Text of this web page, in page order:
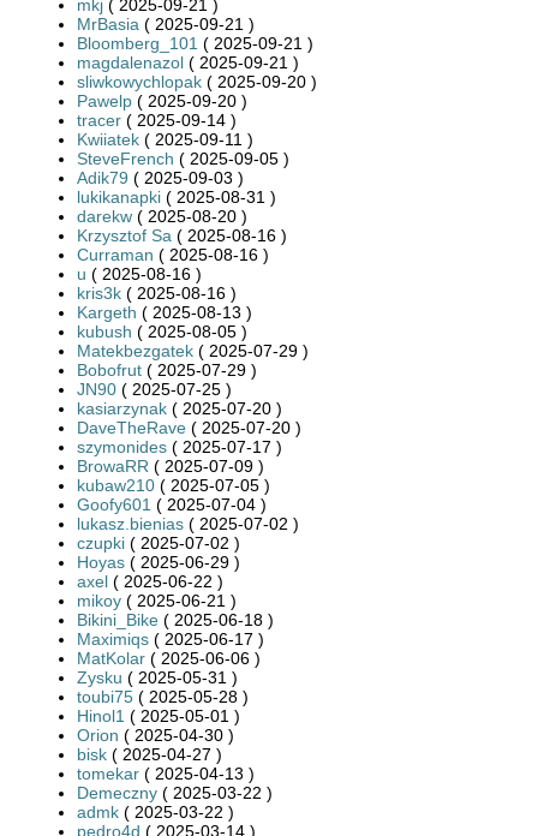
mkj ( 2025-09-21 )
MrBasia ( 2025-09-21 )
Bloomberg_101 ( 2025-09-21 )
magdalenazol ( 2025-09-21 )
sliwkowychlopak ( 2025-09-20 )
Pawelp ( 2025-09-20 )
tracer ( 2025-09-14 )
Kwiiatek ( 2025-09-11 )
SteveFrench ( 2025-09-05 )
Adik79 ( 2025-09-03 )
lukikanapki ( 2025-08-31 )
darekw ( 2025-08-20 )
Krzysztof Sa ( 2025-08-16 )
Curraman ( 2025-08-16 )
u ( 2025-08-16 )
kris3k ( 2025-08-16 )
Kargeth ( 2025-08-13 )
kubush ( 2025-08-05 )
Matekbezgatek ( 2025-07-29 )
Bobofrut ( 2025-07-29 )
JN90 ( 2025-07-25 )
kasiarzynak ( 2025-07-20 )
DaveTheRave ( 2025-07-20 )
szymonides ( 2025-07-17 )
BrowaRR ( 2025-07-09 )
kubaw210 ( 2025-07-05 )
Goofy601 ( 2025-07-04 )
lukasz.bienias ( 2025-07-02 )
czupki ( 2025-07-02 )
Hoyas ( 2025-06-29 )
axel ( 2025-06-22 )
mikoy ( 2025-06-21 )
Bikini_Bike ( 2025-06-18 )
Maximiqs ( 2025-06-17 )
MatKolar ( 2025-06-06 )
Zysku ( 2025-05-31 )
toubi75 ( 2025-05-28 )
Hinol1 ( 2025-05-01 )
Orion ( 2025-04-30 )
bisk ( 2025-04-27 )
tomekar ( 2025-04-13 )
Demeczny ( 2025-03-22 )
admk ( 2025-03-22 )
pedro4d ( 2025-03-14 )